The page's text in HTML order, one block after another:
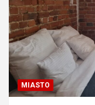
MIASTO